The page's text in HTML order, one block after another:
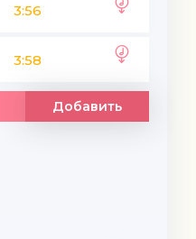
3:56
3:58
Добавить